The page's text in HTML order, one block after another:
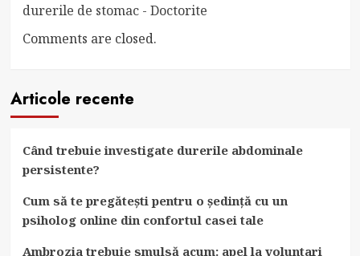
durerile de stomac - Doctorite
Comments are closed.
Articole recente
Când trebuie investigate durerile abdominale
persistente?
Cum să te pregătești pentru o ședință cu un
psiholog online din confortul casei tale
Ambrozia trebuie smulsă acum: apel la voluntari